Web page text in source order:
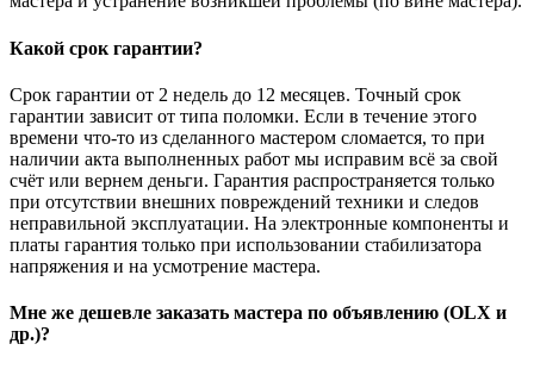
Какой срок гарантии?
Срок гарантии от 2 недель до 12 месяцев. Точный срок
гарантии зависит от типа поломки. Если в течение этого
времени что-то из сделанного мастером сломается, то при
наличии акта выполненных работ мы исправим всё за свой
счёт или вернем деньги. Гарантия распространяется только
при отсутствии внешних повреждений техники и следов
неправильной эксплуатации. На электронные компоненты и
платы гарантия только при использовании стабилизатора
напряжения и на усмотрение мастера.
Мне же дешевле заказать мастера по объявлению (OLX и
др.)?